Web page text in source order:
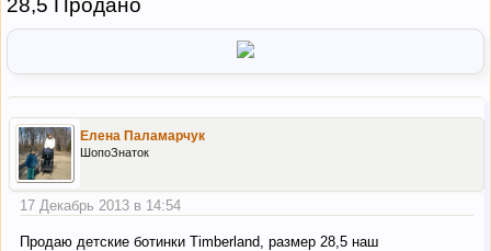
28,5 Продано
Елена Паламарчук
ШопоЗнаток
17 Декабрь 2013 в 14:54
Продаю детские ботинки Timberland, размер 28,5 наш